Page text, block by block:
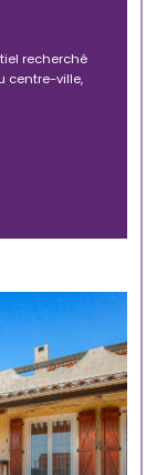
recherché
centre-ville,